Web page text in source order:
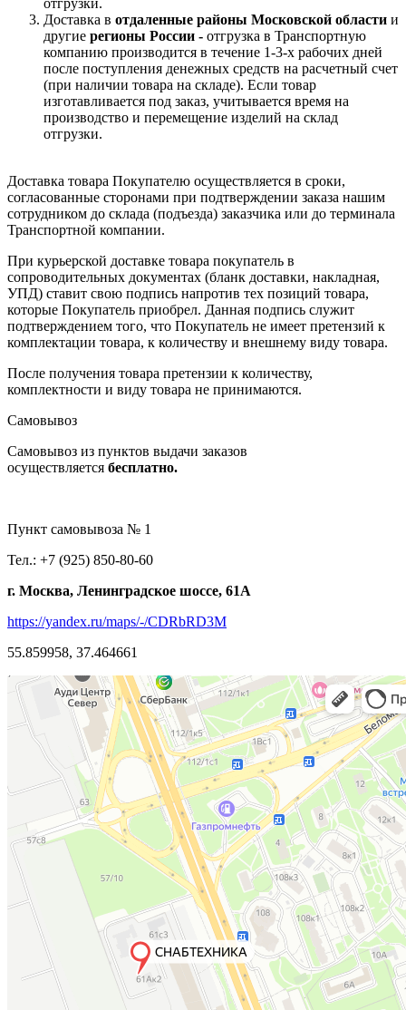
отгрузки.
Доставка в отдаленные районы Московской области и
другие регионы России - отгрузка в Транспортную
компанию производится в течение 1-3-х рабочих дней
после поступления денежных средств на расчетный счет
(при наличии товара на складе). Если товар
изготавливается под заказ, учитывается время на
производство и перемещение изделий на склад
отгрузки.
Доставка товара Покупателю осуществляется в сроки,
согласованные сторонами при подтверждении заказа нашим
сотрудником до склада (подъезда) заказчика или до терминала
Транспортной компании.
При курьерской доставке товара покупатель в
сопроводительных документах (бланк доставки, накладная,
УПД) ставит свою подпись напротив тех позиций товара,
которые Покупатель приобрел. Данная подпись служит
подтверждением того, что Покупатель не имеет претензий к
комплектации товара, к количеству и внешнему виду товара.
После получения товара претензии к количеству,
комплектности и виду товара не принимаются.
Самовывоз
Самовывоз из пунктов выдачи заказов
осуществляется бесплатно.
Пункт самовывоза № 1
Тел.: +7 (925) 850-80-60
г. Москва, Ленинградское шоссе, 61А
https://yandex.ru/maps/-/CDRbRD3M
55.859958, 37.464661